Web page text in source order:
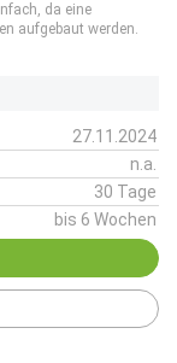
da eine
aufgebaut werden.
27.11.2024
n.a.
30 Tage
bis 6 Wochen